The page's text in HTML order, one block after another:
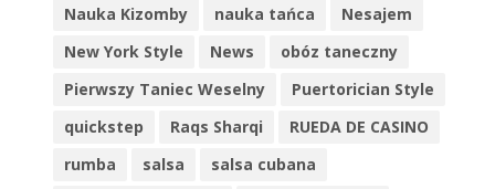
Nauka Kizomby
nauka tańca
Nesajem
New York Style
News
obóz taneczny
Pierwszy Taniec Weselny
Puertorician Style
quickstep
Raqs Sharqi
RUEDA DE CASINO
rumba
salsa
salsa cubana